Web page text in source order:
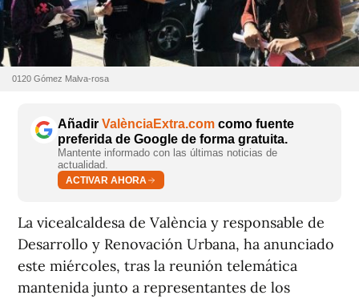
0120 Gómez Malva-rosa
Añadir ValènciaExtra.com como fuente
preferida de Google de forma gratuita.
Mantente informado con las últimas noticias de
actualidad.
ACTIVAR AHORA
La vicealcaldesa de València y responsable de
Desarrollo y Renovación Urbana, ha anunciado
este miércoles, tras la reunión telemática
mantenida junto a representantes de los